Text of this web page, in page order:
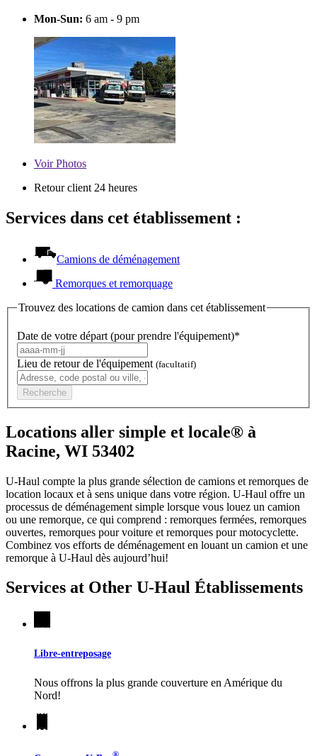
Mon-Sun: 6 am - 9 pm
VoirPhotos
Retour client 24 heures
Services dans cet établissement :
Camions de déménagement
Remorques et remorquage
Trouvez des locations de camion dans cet établissement
Date de votre départ (pour prendre l'équipement)*
Lieu de retour de l'équipement (facultatif)
Recherche
Locations aller simple et locale® à
Racine, WI 53402
U-Haul compte la plus grande sélection de camions et remorques de
location locaux et à sens unique dans votre région. U-Haul offre un
processus de déménagement simple lorsque vous louez un camion
ou une remorque, ce qui comprend : remorques fermées, remorques
ouvertes, remorques pour voiture et remorques pour motocyclette.
Combinez vos efforts de déménagement en louant un camion et une
remorque à U-Haul dès aujourd’hui!
Services at Other U-Haul Établissements
Libre-entreposage
Nous offrons la plus grande couverture en Amérique du
Nord!